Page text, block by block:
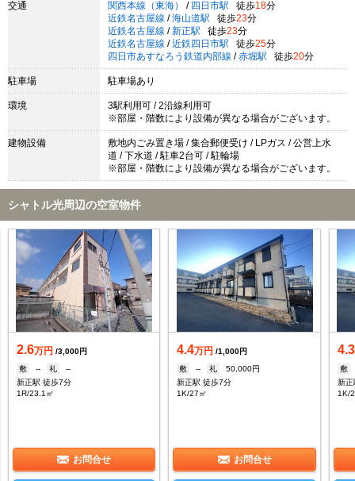
交通 関西本線（東海） / 四日市駅 徒歩18分
近鉄名古屋線 / 海山道駅 徒歩23分
近鉄名古屋線 / 新正駅 徒歩23分
近鉄名古屋線 / 近鉄四日市駅 徒歩25分
四日市あすなろう鉄道内部線 / 赤堀駅 徒歩20分
駐車場 駐車場あり
環境
3駅利用可 / 2沿線利用可
※部屋・階数により設備が異なる場合がございます。
建物設備
敷地内ごみ置き場 / 集合郵便受け / LPガス / 公営上水
道 / 下水道 / 駐車2台可 / 駐輪場
※部屋・階数により設備が異なる場合がございます。
シャトル光周辺の空室物件
2.6万円 /3,000円
敷
-- 礼
--
新正駅 徒歩7分
1R/23.1㎡
お問合せ
4.4万円 /1,000円
敷
-- 礼
50,000円
新正駅 徒歩7分
1K/27㎡
お問合せ
4.3
敷
新正
1K/